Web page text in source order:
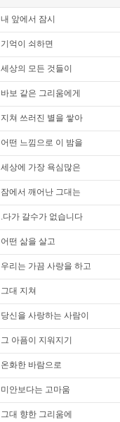
내 앞에서 잠시
기억이 쇠하면
세상의 모든 것들이
바보 같은 그리움에게
지쳐 쓰러진 별을 쌓아
어떤 느낌으로 이 밤을
세상에 가장 욕심많은
잠에서 깨어난 그대는
.다가 갈수가 없습니다
어떤 삶을 살고
우리는 가끔 사랑을 하고
그대 지쳐
당신을 사랑하는 사람이
그 아픔이 지워지기
온화한 바람으로
미안보다는 고마움
그대 향한 그리움에